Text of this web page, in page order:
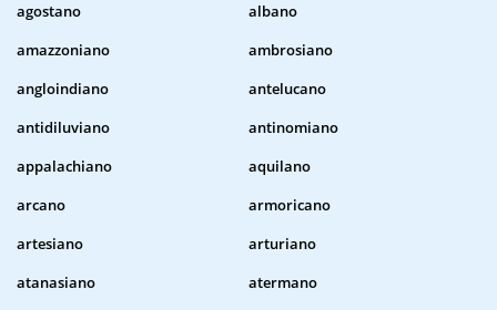
agostano
albano
amazzoniano
ambrosiano
angloindiano
antelucano
antidiluviano
antinomiano
appalachiano
aquilano
arcano
armoricano
artesiano
arturiano
atanasiano
atermano